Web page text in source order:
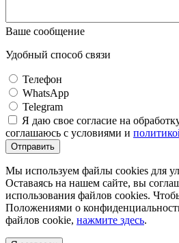
Ваше сообщение
Удобный способ связи
Телефон
WhatsApp
Telegram
Я даю свое согласие на
соглашаюсь с условиями и
Отправить
Мы используем файлы cookies для
Оставаясь на нашем сайте, вы
использования файлов cookies.
Положениями о
файлов cookie, нажмите здесь.